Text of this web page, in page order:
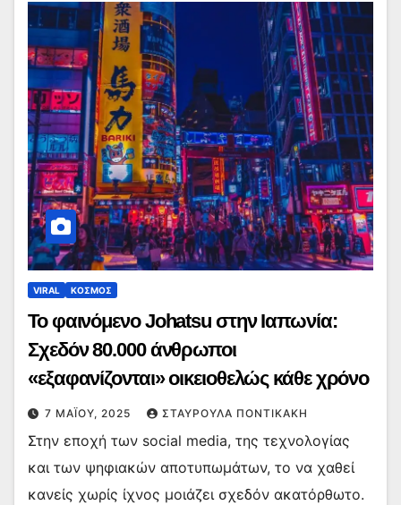
VIRAL ΚΟΣΜΟΣ
Το φαινόμενο Johatsu στην Ιαπωνία:
Σχεδόν 80.000 άνθρωποι
«εξαφανίζονται» οικειοθελώς κάθε χρόνο
7 ΜΑΪ́ΟΥ, 2025 ΣΤΑΥΡΟΎΛΑ ΠΟΝΤΙΚΆΚΗ
Στην εποχή των social media, της τεχνολογίας
και των ψηφιακών αποτυπωμάτων, το να χαθεί
κανείς χωρίς ίχνος μοιάζει σχεδόν ακατόρθωτο.